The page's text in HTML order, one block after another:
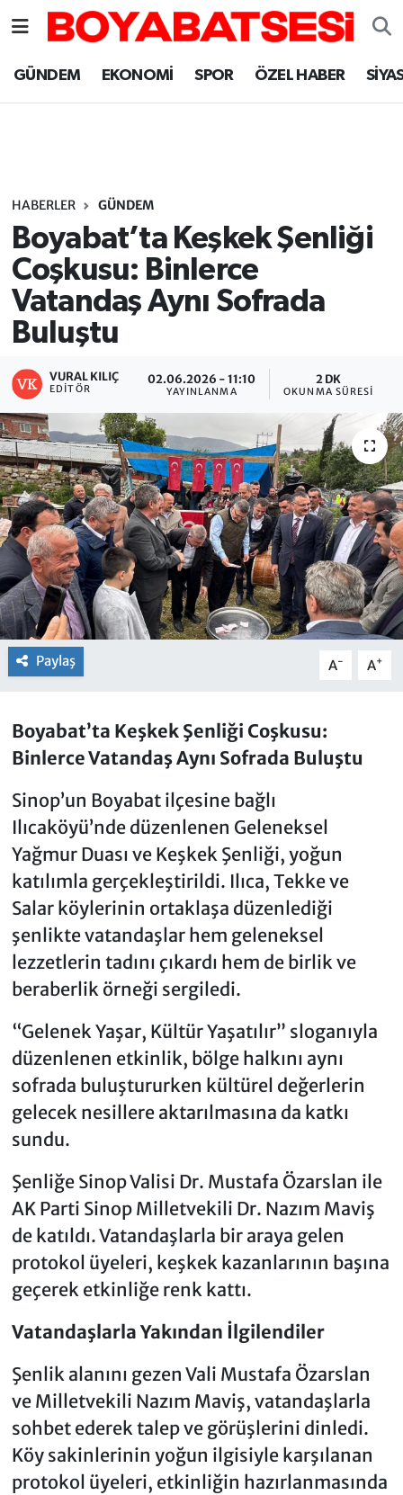
GÜNDEM EKONOMİ SPOR ÖZEL HABER
HABERLER GÜNDEM
Boyabat’ta Keşkek Şenliği
Coşkusu: Binlerce
Vatandaş Aynı Sofrada
Buluştu
VURAL KILIÇ
EDITÖR
02.06.2026 - 11:10
YAYINLANMA
2 DK
OKUNMA SÜRESI
Paylaş A- A+
Boyabat’ta Keşkek Şenliği Coşkusu:
Binlerce Vatandaş Aynı Sofrada Buluştu
Sinop’un Boyabat ilçesine bağlı
Ilıcaköyü’nde düzenlenen Geleneksel
Yağmur Duası ve Keşkek Şenliği, yoğun
katılımla gerçekleştirildi. Ilıca, Tekke ve
Salar köylerinin ortaklaşa düzenlediği
şenlikte vatandaşlar hem geleneksel
lezzetlerin tadını çıkardı hem de birlik ve
beraberlik örneği sergiledi.
“Gelenek Yaşar, Kültür Yaşatılır” sloganıyla
düzenlenen etkinlik, bölge halkını aynı
sofrada buluştururken kültürel değerlerin
gelecek nesillere aktarılmasına da katkı
sundu.
Şenliğe Sinop Valisi Dr. Mustafa Özarslan ile
AK Parti Sinop Milletvekili Dr. Nazım Maviş
de katıldı. Vatandaşlarla bir araya gelen
protokol üyeleri, keşkek kazanlarının başına
geçerek etkinliğe renk kattı.
Vatandaşlarla Yakından İlgilendiler
Şenlik alanını gezen Vali Mustafa Özarslan
ve Milletvekili Nazım Maviş, vatandaşlarla
sohbet ederek talep ve görüşlerini dinledi.
Köy sakinlerinin yoğun ilgisiyle karşılanan
protokol üyeleri, etkinliğin hazırlanmasında
Sinop Nöbetçi Eczaneler
Sinop Trafik Yoğunluk Haritası
Süper Lig Puan Durumu ve Fikstür
Tüm Manşetler
Son Dakika Haberleri
Haber Arşivi